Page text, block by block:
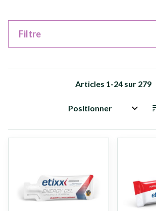
Filtre
Articles 1-24sur 279
Trier par: